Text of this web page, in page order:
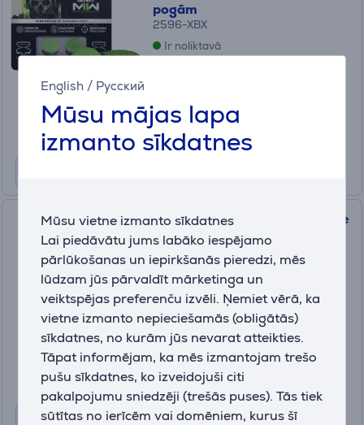
English / Русский
Mūsu mājas lapa
izmanto sīkdatnes
Mūsu vietne izmanto sīkdatnes
Lai piedāvātu jums labāko iespējamo
pārlūkošanas un iepirkšanās pieredzi, mēs
lūdzam jūs pārvaldīt mārketinga un
veiktspējas preferenču izvēli. Ņemiet vērā, ka
vietne izmanto nepieciešamās (obligātās)
sīkdatnes, no kurām jūs nevarat atteikties.
Tāpat informējam, ka mēs izmantojam trešo
pušu sīkdatnes, ko izveidojuši citi
pakalpojumu sniedzēji (trešās puses). Tās tiek
sūtītas no ierīcēm vai domēniem, kurus šī
pogām
2596-XBX
Ir noliktavā
21 .99 €
KontrolFreek Clutch, Xbox One
/ Series X/S, 2 gab. - Apvalks
pogām
5100-XBX
Ir noliktavā
Cena:
19 .99 €